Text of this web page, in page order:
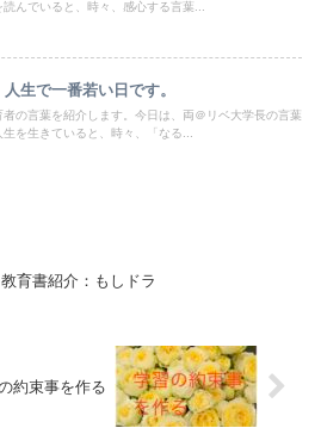
んでいると、時々、感心する言葉...
生で一番若い日です。
者の言葉を紹介します。今日は、両＠リベ大学長の言葉
を生きていると、時々、「なる...
教育書紹介：もしドラ
約束事を作る